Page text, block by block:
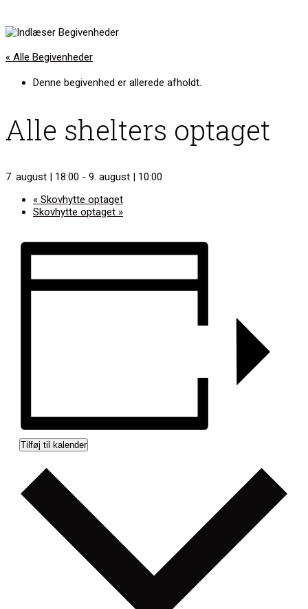
« Alle Begivenheder
Denne begivenhed er allerede afholdt.
Alle shelters optaget
7. august | 18:00 - 9. august | 10:00
« Skovhytte optaget
Skovhytte optaget »
Tilføj til kalender